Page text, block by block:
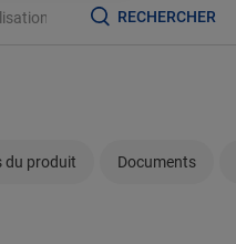
RECHERCHER
du produit Documents